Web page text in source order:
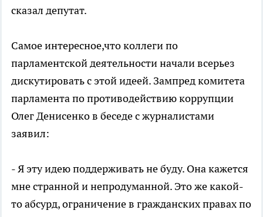
сказал депутат.
Самое интересное,что коллеги по
парламентской деятельности начали всерьез
дискутировать с этой идеей. Зампред комитета
парламента по противодействию коррупции
Олег Денисенко в беседе с журналистами
заявил:
- Я эту идею поддерживать не буду. Она кажется
мне странной и непродуманной. Это же какой-
то абсурд, ограничение в гражданских правах по